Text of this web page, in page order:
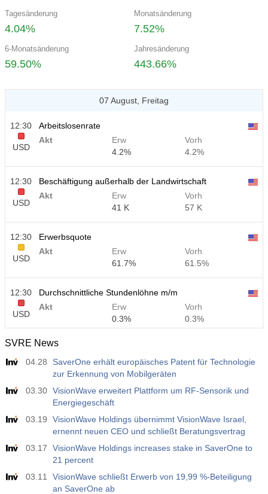
Tagesänderung
4.04%
Monatsänderung
7.52%
6-Monatsänderung
59.50%
Jahresänderung
443.66%
07 August, Freitag
12:30
USD
Arbeitslosenrate
Akt
Erw
4.2%
Vorh
4.2%
12:30
USD
Beschäftigung außerhalb der Landwirtschaft
Akt
Erw
41 K
Vorh
57 K
12:30
USD
Erwerbsquote
Akt
Erw
61.7%
Vorh
61.5%
12:30
USD
Durchschnittliche Stundenlöhne m/m
Akt
Erw
0.3%
Vorh
0.3%
12:30
Durchschnittlicher Wochenverdienst y/y
Akt
Erw
3.5%
Vorh
USD
Beschäftigung außerhalb der Landwirtschaft
Akt
Erw
40 K
Vorh
49 K
USD
U6 Arbeitslosenrate
Akt
Erw
7.9%
Vorh
SVRE News
04.28
SaverOne erhält europäisches Patent für Technologie
zur Erkennung von Mobilgeräten
03.30 VisionWave erweitert Plattform um RF-Sensorik und
Energiegeschäft
03.19
VisionWave Holdings übernimmt VisionWave Israel,
ernennt neuen CEO und schließt Beratungsvertrag
03.17
VisionWave Holdings increases stake in SaverOne to
21 percent
03.11
VisionWave schließt Erwerb von 19,99 %-Beteiligung
an SaverOne ab